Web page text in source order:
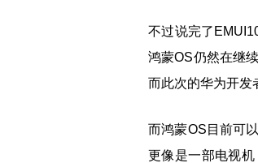
不过说完了
鸿蒙OS仍然在继
而此次的华为开发
而鸿蒙OS目前可
更像是一部电视